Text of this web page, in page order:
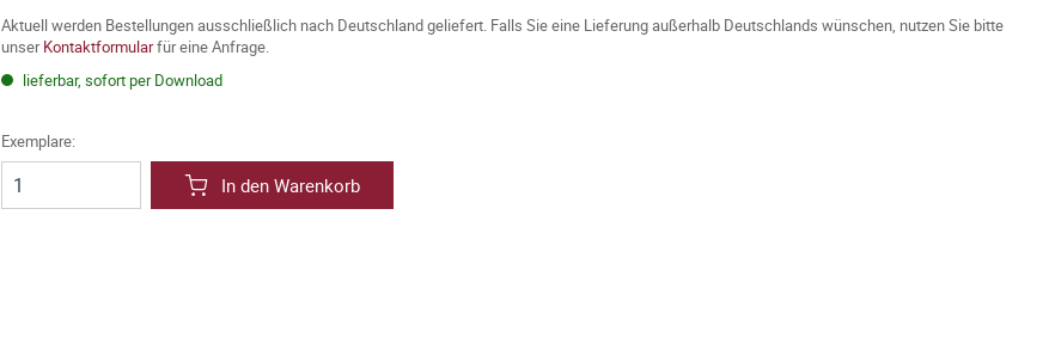
Aktuell werden Bestellungen ausschließlich nach Deutschland geliefert. Falls Sie eine Lieferung außerhalb Deutschlands wünschen, nutzen Sie bitte
unserKontaktformularfür eine Anfrage.
lieferbar, sofort per Download
Exemplare:
In den Warenkorb